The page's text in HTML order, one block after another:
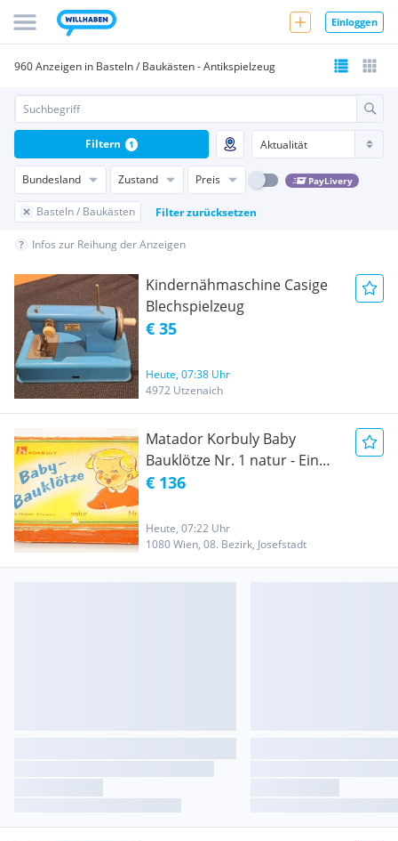
Einloggen
960 Anzeigen in Basteln / Baukästen - Antikspielzeug
Bundesland Zustand Preis PayLivery
Basteln / Baukästen Filter zurücksetzen
Filtern 1
Infos zur Reihung der Anzeigen
Kindernähmaschine Casige
Blechspielzeug
€ 35
Heute, 07:38 Uhr
4972 Utzenaich
Matador Korbuly Baby
Bauklötze Nr. 1 natur - Ein
Matador Erzeugnis - Holz
Baustein
€ 136
Heute, 07:22 Uhr
1080 Wien, 08. Bezirk, Josefstadt